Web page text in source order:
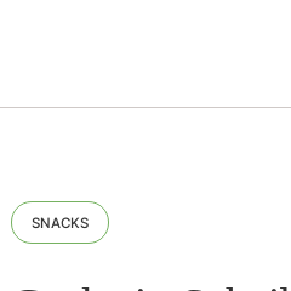
SNACKS